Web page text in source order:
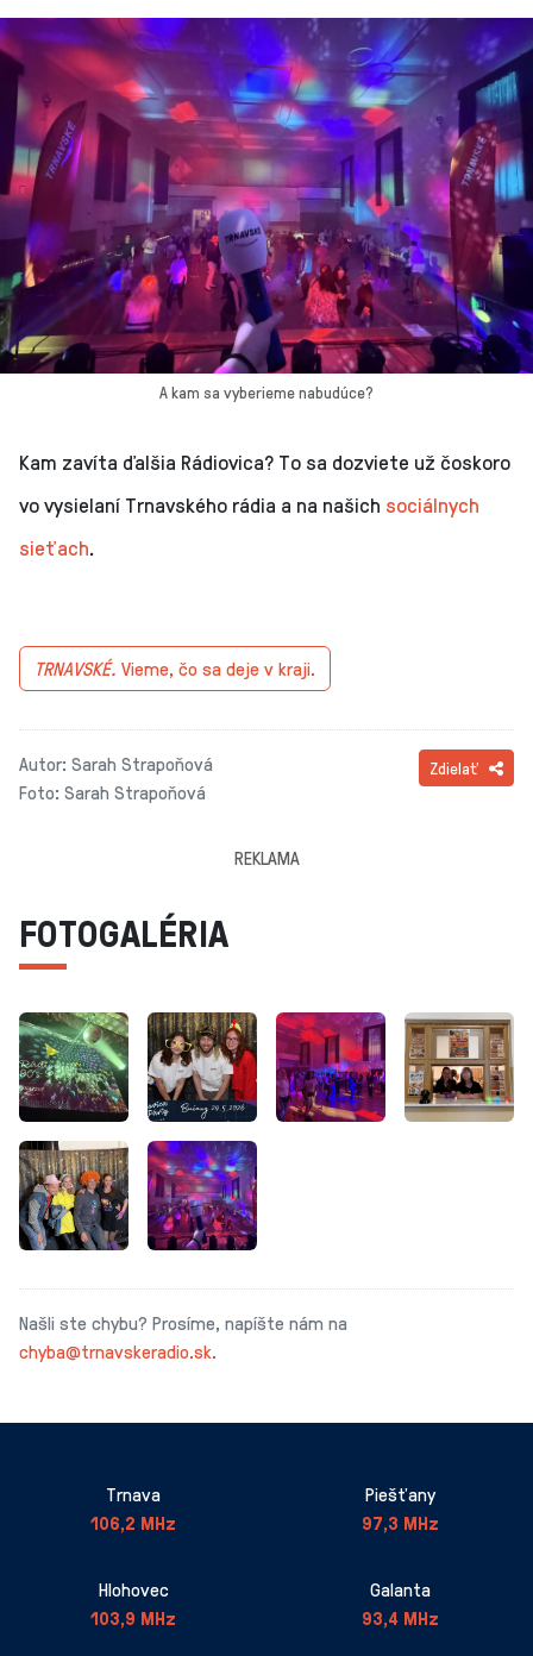
A kam sa vyberieme nabudúce?
Kam zavíta ďalšia Rádiovica? To sa dozviete už čoskoro
vo vysielaní Trnavského rádia a na našich sociálnych
sieťach.
TRNAVSKÉ. Vieme, čo sa deje v kraji.
Autor: Sarah Strapoňová
Foto: Sarah Strapoňová
Zdielať
REKLAMA
FOTOGALÉRIA
Našli ste chybu? Prosíme, napíšte nám na
chyba@trnavskeradio.sk.
Trnava
106,2 MHz
Piešťany
97,3 MHz
Hlohovec
103,9 MHz
Galanta
93,4 MHz